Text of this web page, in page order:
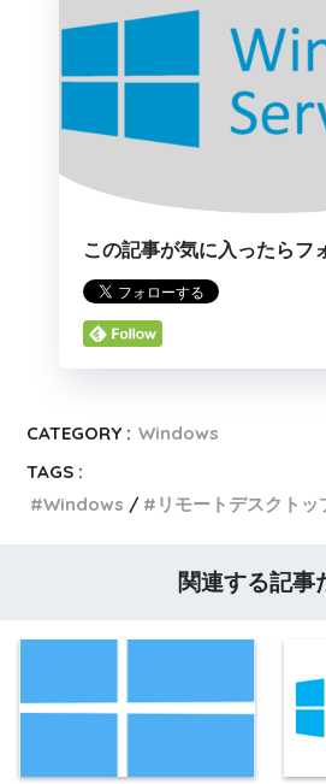
この記事が気に入ったらフ
CATEGORY : Windows
TAGS :
Windows
リモートデスクトッ
関連する記事